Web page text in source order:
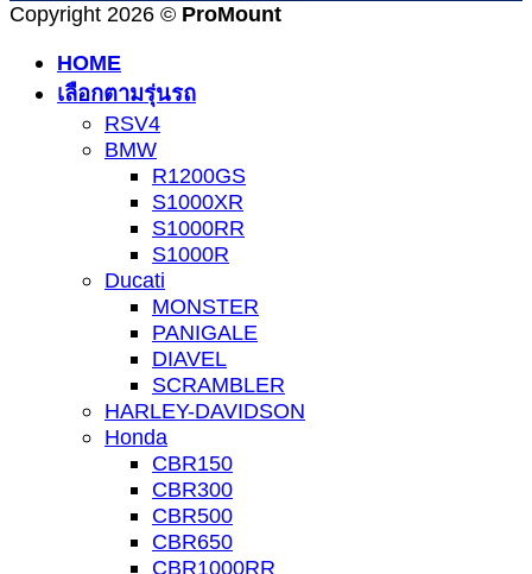
Copyright 2026 © ProMount
HOME
เลือกตามรุ่นรถ
RSV4
BMW
R1200GS
S1000XR
S1000RR
S1000R
Ducati
MONSTER
PANIGALE
DIAVEL
SCRAMBLER
HARLEY-DAVIDSON
Honda
CBR150
CBR300
CBR500
CBR650
CBR1000RR